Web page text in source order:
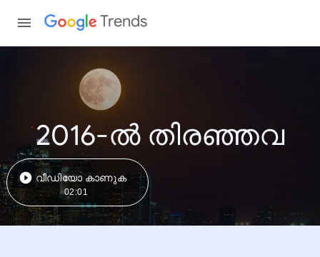
Trends
2016-ൽ തിരഞ്ഞവ
വീഡിയോ കാണുക
02:01